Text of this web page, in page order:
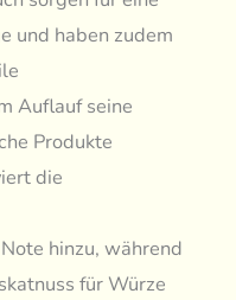
und haben zudem
Auflauf seine
Produkte
die
hinzu, während
für Würze